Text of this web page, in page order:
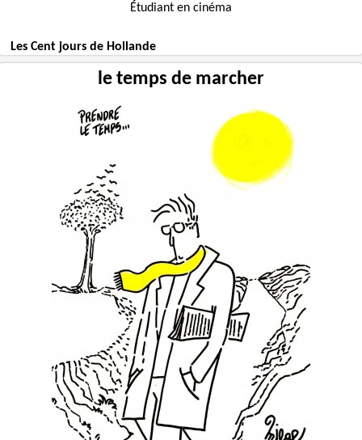
Étudiant en cinéma
Les Cent jours de Hollande
le temps de marcher